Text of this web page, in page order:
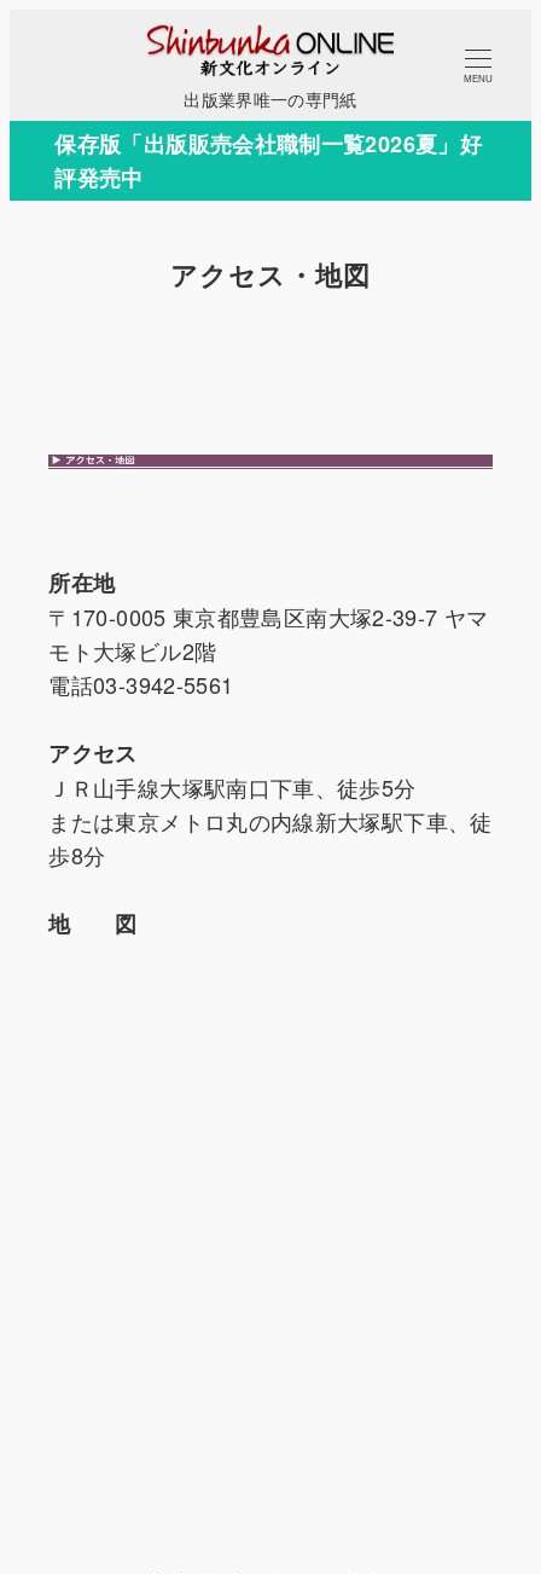
コ
テ
出版業界唯一の専門紙
MENU
保存版「出版販売会社職制一覧2026夏」好
評発売中
アクセス・地図
所在地
〒170-0005 東京都豊島区南大塚2-39-7 ヤマ
モト大塚ビル2階
電話03-3942-5561
アクセス
ＪＲ山手線大塚駅南口下車、徒歩5分
または東京メトロ丸の内線新大塚駅下車、徒
歩8分
地 図